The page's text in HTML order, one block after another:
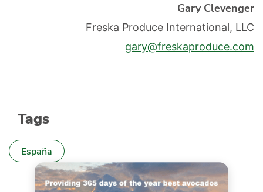
Gary Clevenger
Freska Produce International, LLC
gary@freskaproduce.com
Tags
España